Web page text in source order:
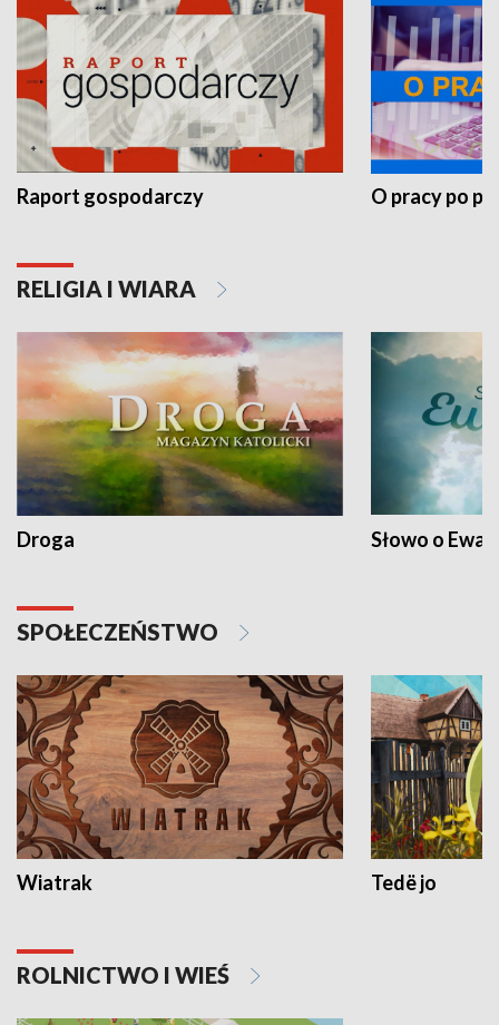
Raport gospodarczy O pracy po
RELIGIA I WIARA
Droga Słowo o
SPOŁECZEŃSTWO
Wiatrak Tedë jo
ROLNICTWO I WIEŚ